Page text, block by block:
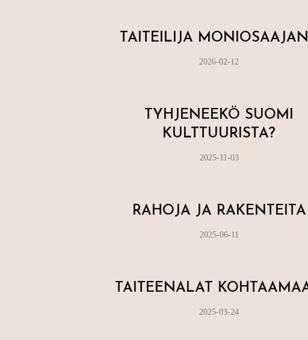
TAITEILIJA
2026-02-12
TYHJENEEKÖ SUOMI
KULTTUURISTA?
2025-11-03
RAHOJA JA RAKENTEITA
2025-06-11
TAITEENALAT
2025-03-24